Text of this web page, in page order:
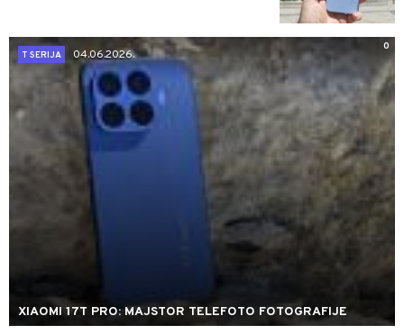
0
T SERIJA
04.06.2026.
XIAOMI 17T PRO: MAJSTOR TELEFOTO FOTOGRAFIJE